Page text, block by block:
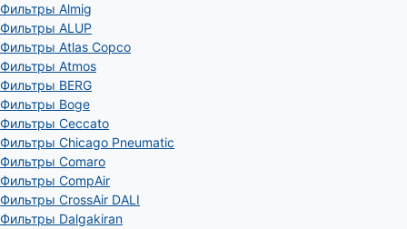
Фильтры Almig
Фильтры ALUP
Фильтры Atlas Copco
Фильтры Atmos
Фильтры BERG
Фильтры Boge
Фильтры Ceccato
Фильтры Chicago Pneumatic
Фильтры Comaro
Фильтры CompAir
Фильтры CrossAir DALI
Фильтры Dalgakiran